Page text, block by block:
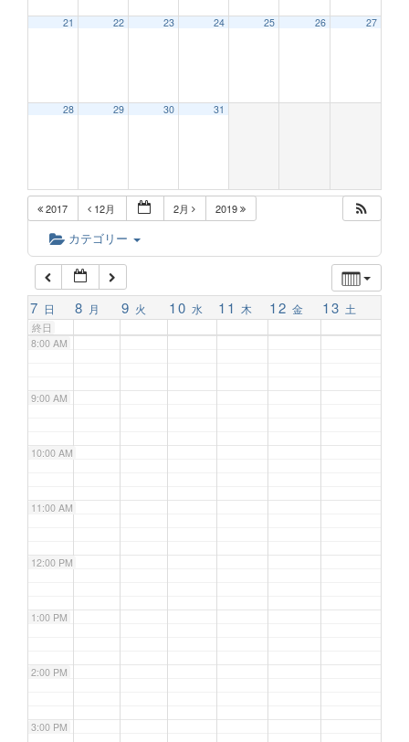
21 22 23 24 25 26 27
28 29 30 31
2017 12月 2月 2019
カテゴリー
7 日 8 月 9 火 10 水 11 木 12 金 13 土
終日
2:00 AM
6:00 AM
7:00 AM
8:00 AM
9:00 AM
10:00 AM
11:00 AM
12:00 PM
1:00 PM
2:00 PM
3:00 PM